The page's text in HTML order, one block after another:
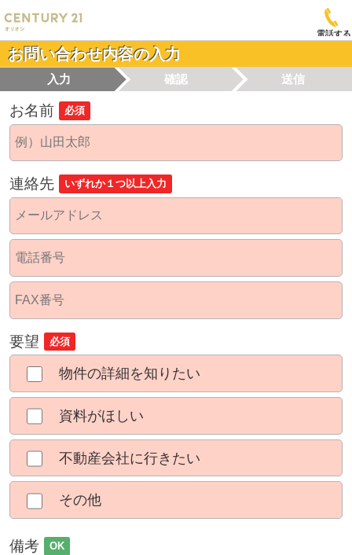
電話する
お問い合わせ内容の入力
入力 確認 送信
お名前 必須
連絡先 いずれか１つ以上入力
要望 必須
物件の詳細を知りたい
資料がほしい
不動産会社に行きたい
その他
備考 OK